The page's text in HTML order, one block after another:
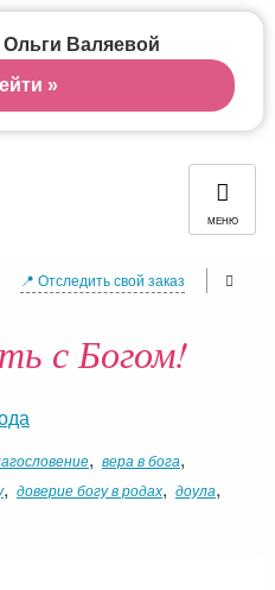
МЕНЮ
📍 Отследить свой заказ
с Богом!
, вера в бога,
, доверие богу в родах, доула,
Валяевой
»